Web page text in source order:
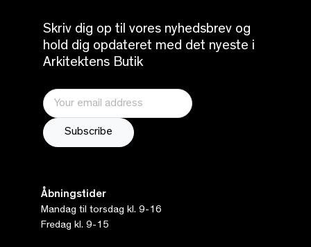
Skriv dig op til vores nyhedsbrev og
hold dig opdateret med det nyeste i
Arkitektens Butik
Åbningstider
Mandag til torsdag kl. 9-16
Fredag kl. 9-15